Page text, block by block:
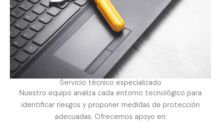
Servicio técnico especializado
Nuestro equipo analiza cada entorno tecnológico para
identificar riesgos y proponer medidas de protección
adecuadas. Ofrecemos apoyo en: